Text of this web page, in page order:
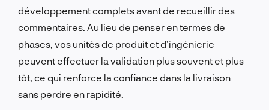
développement complets avant de recueillir des
commentaires. Au lieu de penser en termes de
phases, vos unités de produit et d’ingénierie
peuvent effectuer la validation plus souvent et plus
tôt, ce qui renforce la confiance dans la livraison
sans perdre en rapidité.